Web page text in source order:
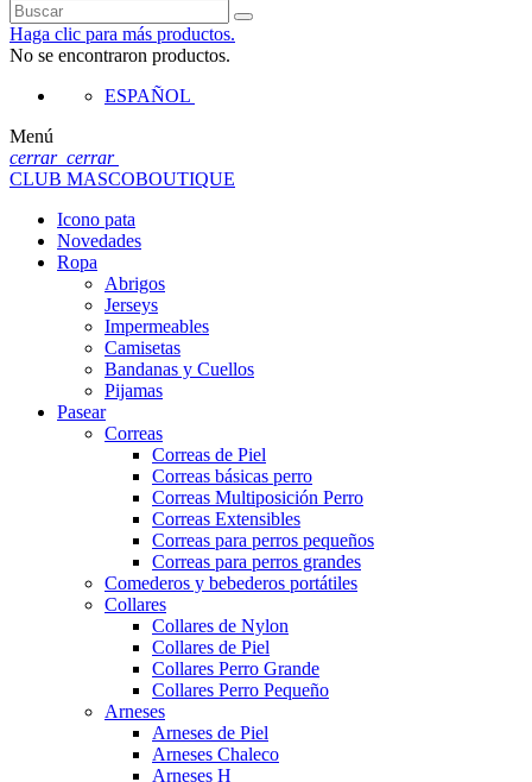
Haga clic para más productos.
No se encontraron productos.
ESPAÑOL
Menú
cerrar cerrar
CLUB MASCOBOUTIQUE
Icono pata
Novedades
Ropa
Abrigos
Jerseys
Impermeables
Camisetas
Bandanas y Cuellos
Pijamas
Pasear
Correas
Correas de Piel
Correas básicas perro
Correas Multiposición Perro
Correas Extensibles
Correas para perros pequeños
Correas para perros grandes
Comederos y bebederos portátiles
Collares
Collares de Nylon
Collares de Piel
Collares Perro Grande
Collares Perro Pequeño
Arneses
Arneses de Piel
Arneses Chaleco
Arneses H